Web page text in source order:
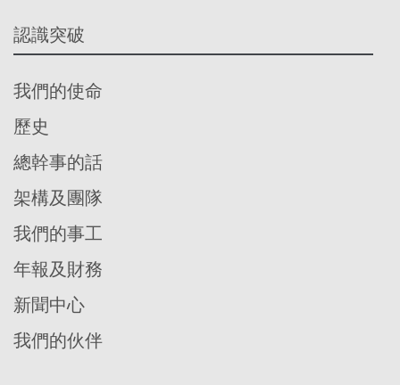
認識突破
我們的使命
歷史
總幹事的話
架構及團隊
我們的事工
年報及財務
新聞中心
我們的伙伴